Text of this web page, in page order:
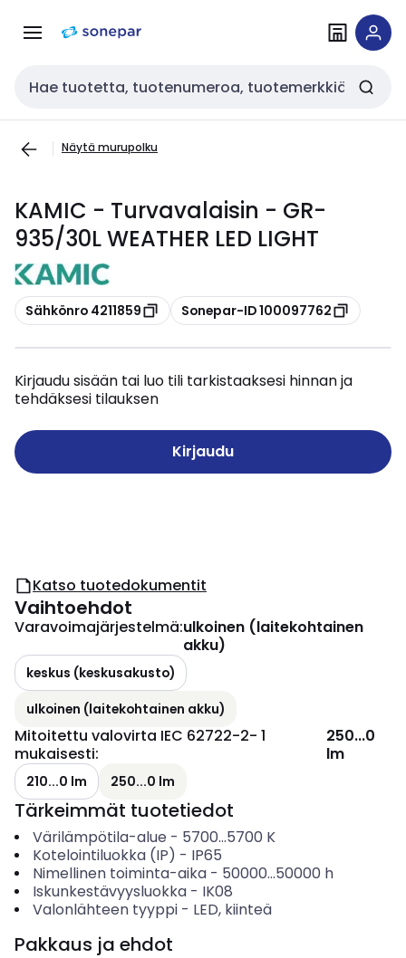
navigointiinsisältöön
Haku
Näytä murupolku
KAMIC - Turvavalaisin - GR-
935/30L WEATHER LED LIGHT
Kopioi
Sähkönro 4211859 Kopioi
Sonepar-ID 100097762
Kirjaudu sisään tai luo tili tarkistaaksesi hinnan ja
tehdäksesi tilauksen
Kirjaudu
Katso tuotedokumentit
Vaihtoehdot
Varavoimajärjestelmä:ulkoinen (laitekohtainen
akku)
keskus (keskusakusto)
ulkoinen (laitekohtainen akku)
Mitoitettu valovirta IEC 62722-2- 1
mukaisesti:
250...0
lm
210...0 lm 250...0 lm
Tärkeimmät tuotetiedot
Värilämpötila-alue - 5700...5700 K
Kotelointiluokka (IP) - IP65
Nimellinen toiminta-aika- 50000...50000 h
Iskunkestävyysluokka- IK08
Valonlähteen tyyppi- LED, kiinteä
Pakkaus ja ehdot